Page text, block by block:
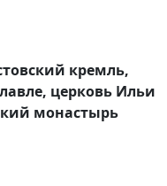
кремль,
церковь Ильи
монастырь